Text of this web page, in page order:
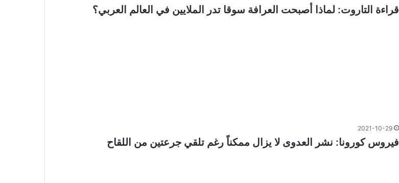
قراءة التاروت: لماذا أصبحت العرافة سوقا تدر الملايين في العالم العربي؟
2021-10-29
فيروس كورونا: نشر العدوى لا يزال ممكناً رغم تلقي جرعتين من اللقاح